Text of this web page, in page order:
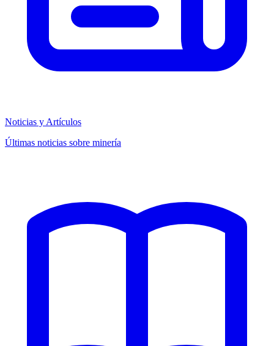
Noticias y Artículos
Últimas noticias sobre minería